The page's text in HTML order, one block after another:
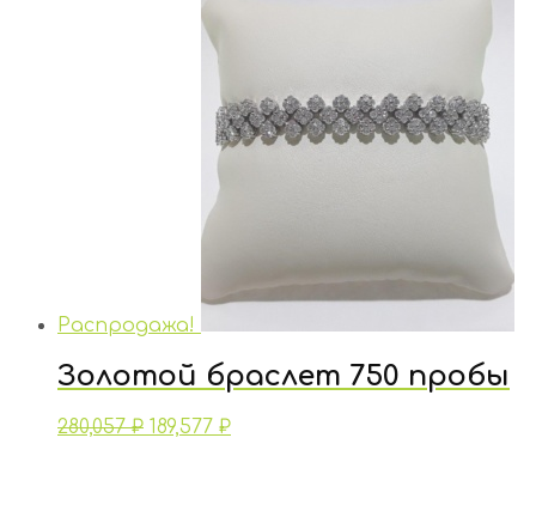
Распродажа!
Золотой браслет 750 пробы
280,057₽ 189,577 ₽